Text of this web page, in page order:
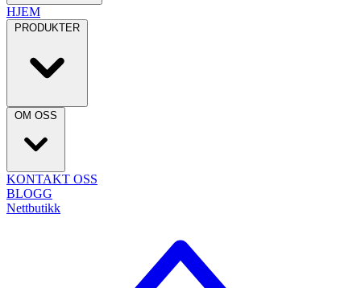
HJEM
PRODUKTER
OM OSS
KONTAKT OSS
BLOGG
Nettbutikk